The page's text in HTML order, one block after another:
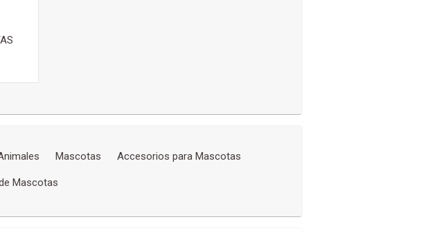
Mascotas Accesorios para Mascotas
Mascotas